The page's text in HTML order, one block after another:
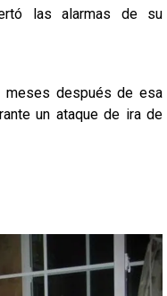
las alarmas de su
meses después de esa
un ataque de ira de